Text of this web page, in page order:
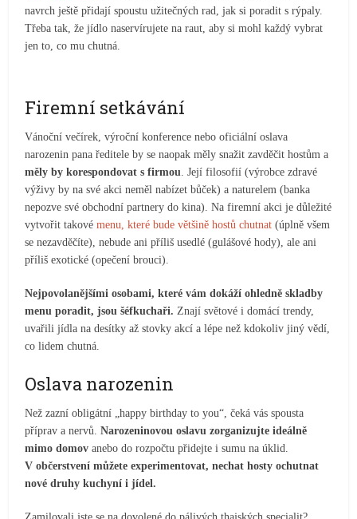
navrch ještě přidají spoustu užitečných rad, jak si poradit s rýpaly.
Třeba tak, že jídlo naservírujete na raut, aby si mohl každý vybrat
jen to, co mu chutná.
Firemní setkávání
Vánoční večírek, výroční konference nebo oficiální oslava
narozenin pana ředitele by se naopak měly snažit zavděčit hostům a
měly by korespondovat s firmou. Její filosofií (výrobce zdravé
výživy by na své akci neměl nabízet bůček) a naturelem (banka
nepozve své obchodní partnery do kina). Na firemní akci je důležité
vytvořit takovémenu, které bude většině hostů chutnat (úplně všem
se nezavděčíte), nebude ani příliš usedlé (gulášové hody), ale ani
příliš exotické (opečení brouci).
Nejpovolanějšími osobami, které vám dokáží ohledně skladby
menu poradit, jsou šéfkuchaři. Znají světové i domácí trendy,
uvařili jídla na desítky až stovky akcí a lépe než kdokoliv jiný vědí,
co lidem chutná.
Oslava narozenin
Než zazní obligátní „happy birthday to you“, čeká vás spousta
příprav a nervů.Narozeninovou oslavu zorganizujte ideálně
mimo domov anebo do rozpočtu přidejte i sumu na úklid.
V občerstvení můžete experimentovat, nechat hosty ochutnat
nové druhy kuchyní i jídel.